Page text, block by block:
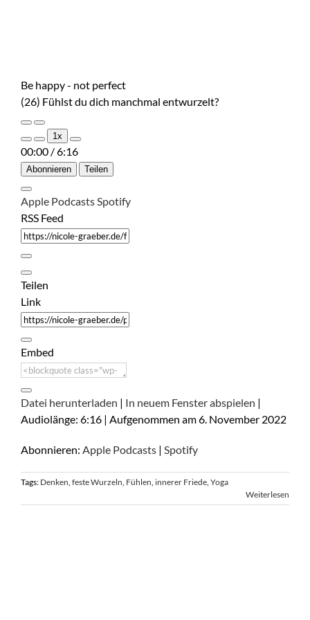
Be happy - not perfect
(26) Fühlst du dich manchmal entwurzelt?
Play
Episode
Pause
Episode
1x
00:00 /6:16
Abonnieren Teilen
Apple Podcasts Spotify
RSS Feed
Teilen
Link
Embed
Datei herunterladen | In neuem Fenster abspielen |
Audiolänge: 6:16 | Aufgenommen am 6. November 2022
Abonnieren: Apple Podcasts | Spotify
Tags: Denken feste Wurzeln Fühlen innerer Friede Yoga
Weiterlesen